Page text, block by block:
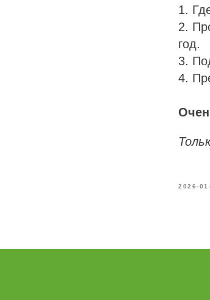
1.
2.
год.
3.
4.
2026-